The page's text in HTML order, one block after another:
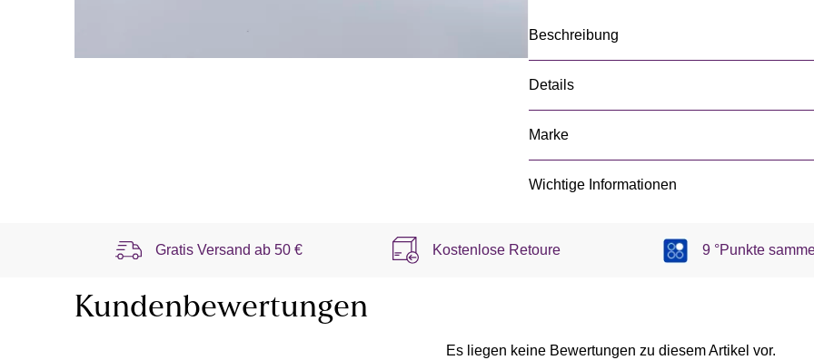
Beschreibung
Details
Marke
Wichtige Informationen
Gratis Versand ab 50 € Kostenlose Retoure 9 °Punkte
Kundenbewertungen
Es liegen keine Bewertungen zu diesem Artikel vor.